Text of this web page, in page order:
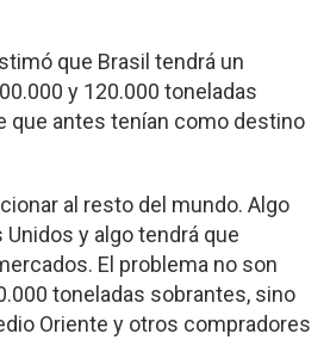
que Brasil tendrá un
y 120.000 toneladas
que antes tenían como destino
al resto del mundo. Algo
Unidos y algo tendrá que
El problema no son
toneladas sobrantes, sino
Oriente y otros compradores